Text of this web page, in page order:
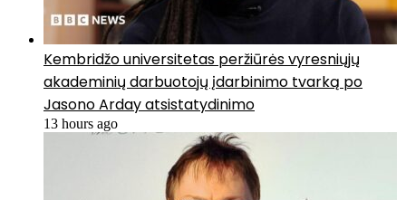
Kembridžo universitetas peržiūrės vyresniųjų
akademinių darbuotojų įdarbinimo tvarką po
Jasono Arday atsistatydinimo
13 hours ago